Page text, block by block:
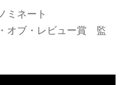
ミネート
オブ・レビュー賞 監